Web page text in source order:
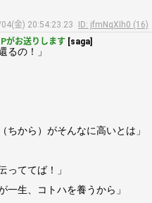
金) 20:54:23.23
ID: jfmNqXIh0 (16)
がお送りします [saga]
るの！」
から）がそんなに高いとは」
っててば！」
一生、コトハを養うから」